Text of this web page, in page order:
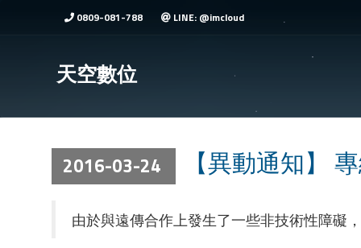
0809-081-788 LINE: @imcloud
天空數位
2016-03-24 【異動通知】
由於與遠傳合作上發生了一些非技術性障礙